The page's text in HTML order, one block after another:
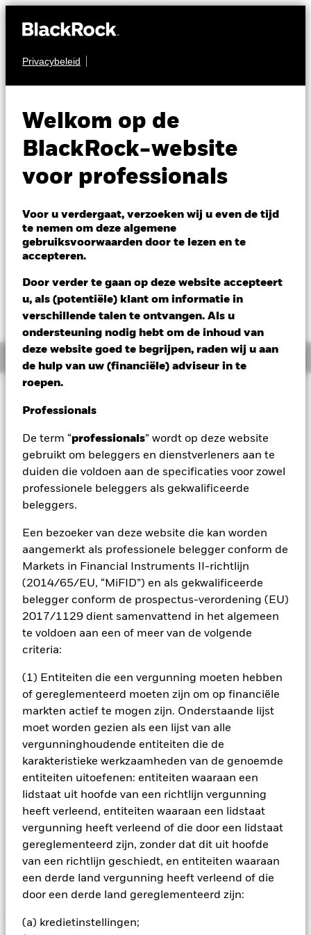
Privacybeleid
Welkom op de
BlackRock-website
voor professionals
Voor u verdergaat, verzoeken wij u even de tijd
te nemen om deze algemene
gebruiksvoorwaarden door te lezen en te
accepteren.
Door verder te gaan op deze website accepteert
u, als (potentiële) klant om informatie in
verschillende talen te ontvangen. Als u
ondersteuning nodig hebt om de inhoud van
deze website goed te begrijpen, raden wij u aan
de hulp van uw (financiële) adviseur in te
roepen.
Professionals
De term “professionals” wordt op deze website
gebruikt om beleggers en dienstverleners aan te
duiden die voldoen aan de specificaties voor zowel
professionele beleggers als gekwalificeerde
beleggers.
Een bezoeker van deze website die kan worden
aangemerkt als professionele belegger conform de
Markets in Financial Instruments II-richtlijn
(2014/65/EU, “MiFID”) en als gekwalificeerde
belegger conform de prospectus-verordening (EU)
2017/1129 dient samenvattend in het algemeen
te voldoen aan een of meer van de volgende
criteria:
(1) Entiteiten die een vergunning moeten hebben
of gereglementeerd moeten zijn om op financiële
markten actief te mogen zijn. Onderstaande lijst
moet worden gezien als een lijst van alle
vergunninghoudende entiteiten die de
karakteristieke werkzaamheden van de genoemde
entiteiten uitoefenen: entiteiten waaraan een
lidstaat uit hoofde van een richtlijn vergunning
heeft verleend, entiteiten waaraan een lidstaat
vergunning heeft verleend of die door een lidstaat
gereglementeerd zijn, zonder dat dit uit hoofde
van een richtlijn geschiedt, en entiteiten waaraan
een derde land vergunning heeft verleend of die
door een derde land gereglementeerd zijn:
(a) kredietinstellingen;
AANDELEN
Economy
NAV per 06/aug/2026
JPY 1.279,00
Verandering NAV 1 dag per 06/aug/2026
JPY -8,00 (-0,62%)
Overzicht
Het Fonds streeft ernaar rendement te genereren op uw
opbrengsten uit de activa van het Fonds. Het Fonds belegt
wereldwijd ten minste 80% van zijn totale activa in
aandeleneffecten (bijv. aandelen) van bedrijven wereldwijd
die profiteren van of bijdragen aan de vooruitgang van de
afval te minimaliseren door de volledige levenscyclus van
moedigen. In normale marktomstandigheden belegt het
Fonds in een portefeuille van aandeleneffecten van
bedrijven met een grote, middelgrote en kleine
marktkapitalisatie (de marktkapitalisatie is de aandelenkoers
aandelen) die zich bezighouden met onder andere
grondstoffen (bv. metalen en materialen voor batterijen),
binnen alle sectoren, die bijdragen aan de bevordering van
in het Prospectus: (1) Toepassers (2) Ondersteuners (3)
Begunstigden (4) Bedrijfsmodelwinnaars. De BA beoordeelt
de bedrijven op basis van hun vermogen om de risico's en
op basis van hun risico's op het vlak van milieu, maatschappij
en governance (ESG) en potentieelfactoren. Het Fonds
hanteert een best-in-class-benadering voor duurzaam
beleggen. Dit betekent dat het Fonds de beste emittenten
selecteert (vanuit ESG-oogpunt) voor elke relevante
sluiten). Meer dan 90% van de emittenten van effecten
waarin het Fonds belegt, heeft een ESG-rating of werd
geanalyseerd voor ESG-doeleinden. Het Fonds kan een
beperkte blootstelling verkrijgen aan emittenten die niet
voldoen aan de hierboven beschreven criteria betreffende de